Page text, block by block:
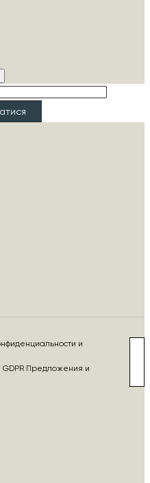
и
GDPR Предложения и